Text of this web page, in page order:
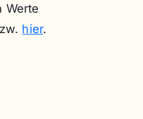
Werte
hier.